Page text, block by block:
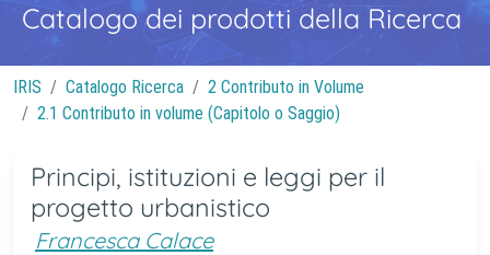
Catalogo dei prodotti della Ricerca
IRIS Catalogo Ricerca
2 Contributo in Volume
2.1 Contributo in volume (Capitolo o Saggio)
Principi, istituzioni e leggi per il
progetto urbanistico
Francesca Calace